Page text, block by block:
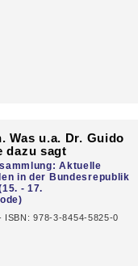
Was u.a. Dr. Guido
dazu sagt
Aktuelle
in der Bundesrepublik
- 17.
ISBN: 978-3-8454-5825-0